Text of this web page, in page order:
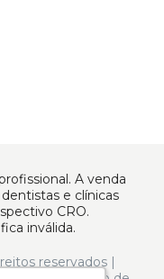
A venda
e clínicas
CRO.
inválida.
reservados |